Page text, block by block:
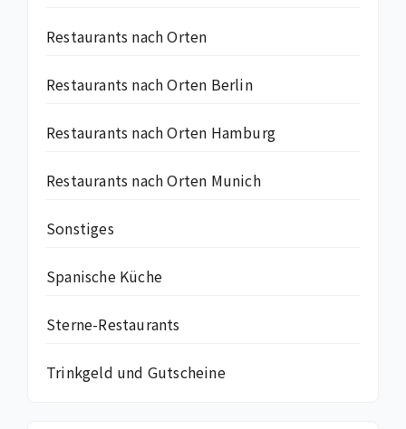
Restaurants nach Orten
Restaurants nach Orten Berlin
Restaurants nach Orten Hamburg
Restaurants nach Orten Munich
Sonstiges
Spanische Küche
Sterne-Restaurants
Trinkgeld und Gutscheine